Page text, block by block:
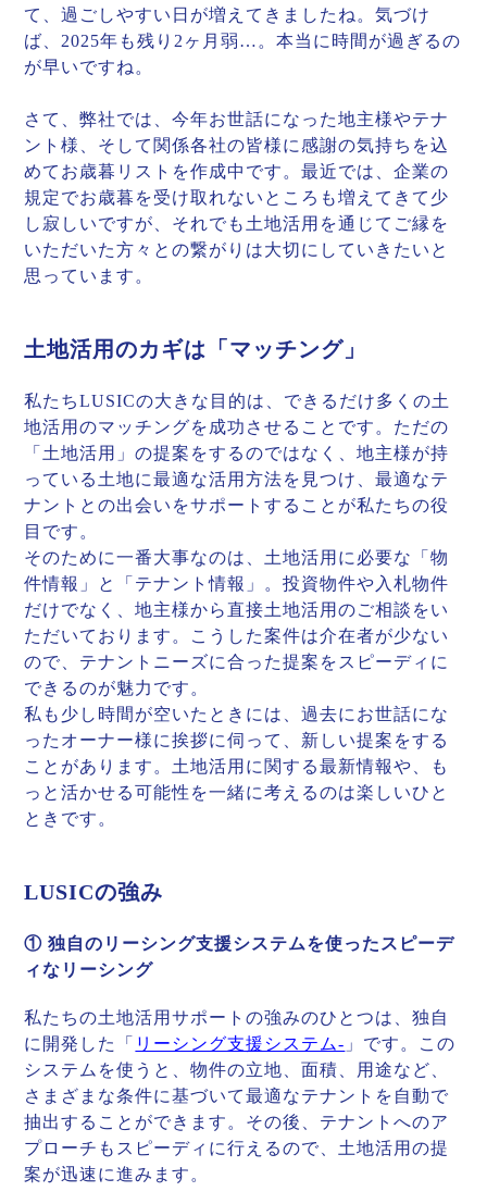
て、過ごしやすい日が増えてきましたね。気づけ
ば、2025年も残り2ヶ月弱…。本当に時間が過ぎるの
が早いですね。
さて、弊社では、今年お世話になった地主様やテナ
ント様、そして関係各社の皆様に感謝の気持ちを込
めてお歳暮リストを作成中です。最近では、企業の
規定でお歳暮を受け取れないところも増えてきて少
し寂しいですが、それでも土地活用を通じてご縁を
いただいた方々との繋がりは大切にしていきたいと
思っています。
土地活用のカギは「マッチング」
私たちLUSICの大きな目的は、できるだけ多くの土
地活用のマッチングを成功させることです。ただの
「土地活用」の提案をするのではなく、地主様が持
っている土地に最適な活用方法を見つけ、最適なテ
ナントとの出会いをサポートすることが私たちの役
目です。
そのために一番大事なのは、土地活用に必要な「物
件情報」と「テナント情報」。投資物件や入札物件
だけでなく、地主様から直接土地活用のご相談をい
ただいております。こうした案件は介在者が少ない
ので、テナントニーズに合った提案をスピーディに
できるのが魅力です。
私も少し時間が空いたときには、過去にお世話にな
ったオーナー様に挨拶に伺って、新しい提案をする
ことがあります。土地活用に関する最新情報や、も
っと活かせる可能性を一緒に考えるのは楽しいひと
ときです。
LUSICの強み
① 独自のリーシング支援システムを使ったスピーデ
ィなリーシング
私たちの土地活用サポートの強みのひとつは、独自
に開発した「 リーシング支援システム- 」です。この
システムを使うと、物件の立地、面積、用途など、
さまざまな条件に基づいて最適なテナントを自動で
抽出することができます。その後、テナントへのア
プローチもスピーディに行えるので、土地活用の提
案が迅速に進みます。